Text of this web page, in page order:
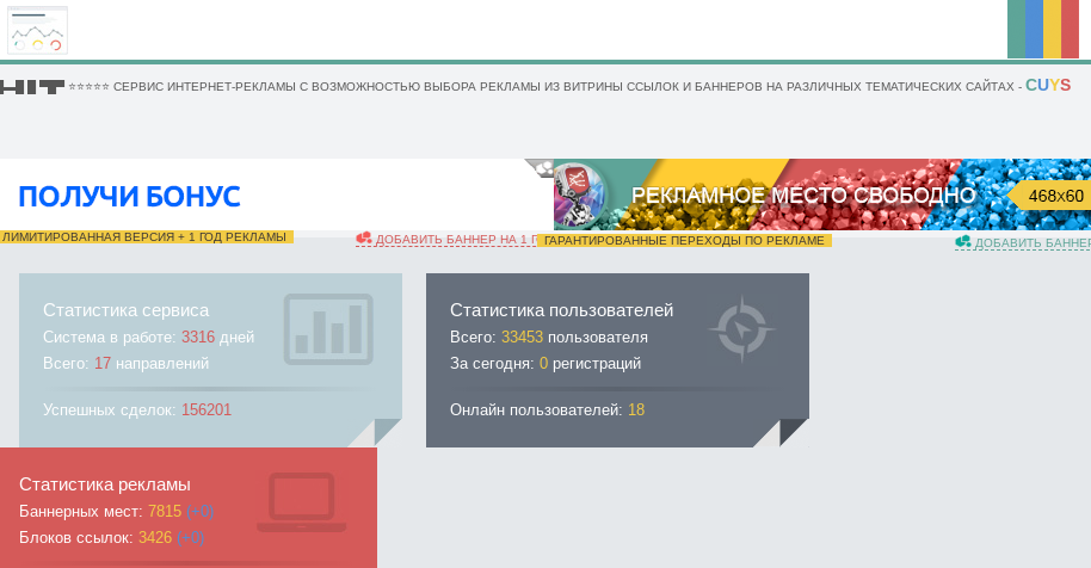
█▬█ █ ▀█▀ ⭐⭐⭐⭐⭐ СЕРВИС ИНТЕРНЕТ-РЕКЛАМЫ С ВОЗМОЖНОСТЬЮ ВЫБОРА РЕКЛАМЫ ИЗ ВИТРИНЫ ССЫЛОК И БАННЕРОВ НА РАЗЛИЧНЫХ ТЕМАТИЧЕСКИХ САЙТАХ - CUYS
ЛИМИТИРОВАННАЯ ВЕРСИЯ + 1 ГОД РЕКЛАМЫ ДОБАВИТЬ БАННЕР НА 1 ГОДГАРАНТИРОВАННЫЕ ПЕРЕХОДЫ ПО РЕКЛАМЕ ДОБАВИТЬ
Статистика сервиса
Система в работе: 3316 дней
Всего: 17 направлений
Успешных сделок: 156201
Статистика пользователей
Всего: 33453 пользователя
За сегодня: 0 регистраций
Онлайн пользователей: 18
Статистика рекламы
Баннерных мест: 7815 (+0)
Блоков ссылок: 3426 (+0)